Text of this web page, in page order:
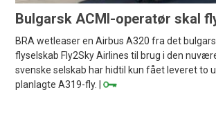
Bulgarsk ACMI-operatør skal
BRA wetleaser en Airbus A320 fra det
flyselskab Fly2Sky Airlines til brug i den
svenske selskab har hidtil kun fået leveret to
planlagte A319-fly. |